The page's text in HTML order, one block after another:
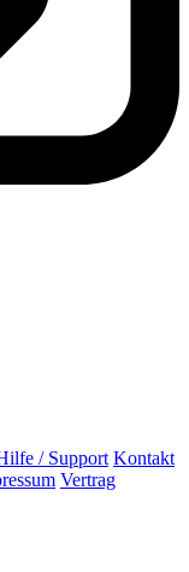
/ Support Kontakt
Vertrag